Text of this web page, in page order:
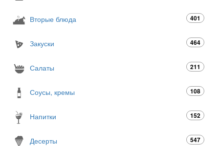
Вторые блюда 401
Закуски 464
Салаты 211
Соусы, кремы 108
Напитки 152
Десерты 547